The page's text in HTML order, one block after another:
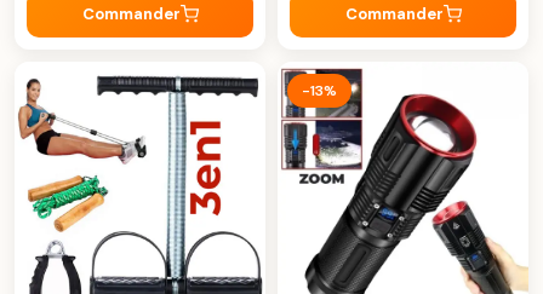
Commander Commander
-13%